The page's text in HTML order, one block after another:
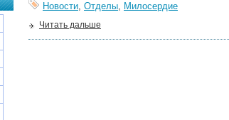
Новости, Отделы, Милосердие
Читать дальше